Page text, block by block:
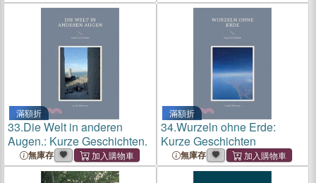
滿額折
33.Die Welt in anderen
Augen.: Kurze Geschichten.
無庫存
滿額折
34.Wurzeln ohne Erde:
Kurze Geschichten
無庫存